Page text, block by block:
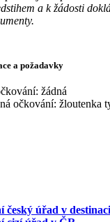
a k žádosti
a požadavky
žádná
očkování: žloutenka
český úřad v destinaci